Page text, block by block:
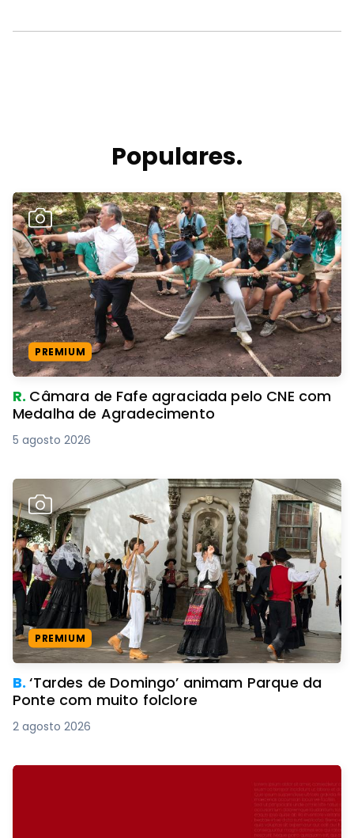
Populares.
PREMIUM
R. Câmara de Fafe agraciada pelo CNE com
Medalha de Agradecimento
5 agosto 2026
PREMIUM
B.‘Tardes de Domingo’ animam Parque da
Ponte com muito folclore
2 agosto 2026